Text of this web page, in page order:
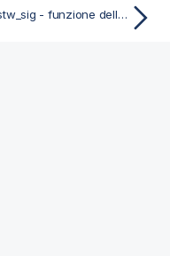
TTestw_sig - funzione dello script e del grafico